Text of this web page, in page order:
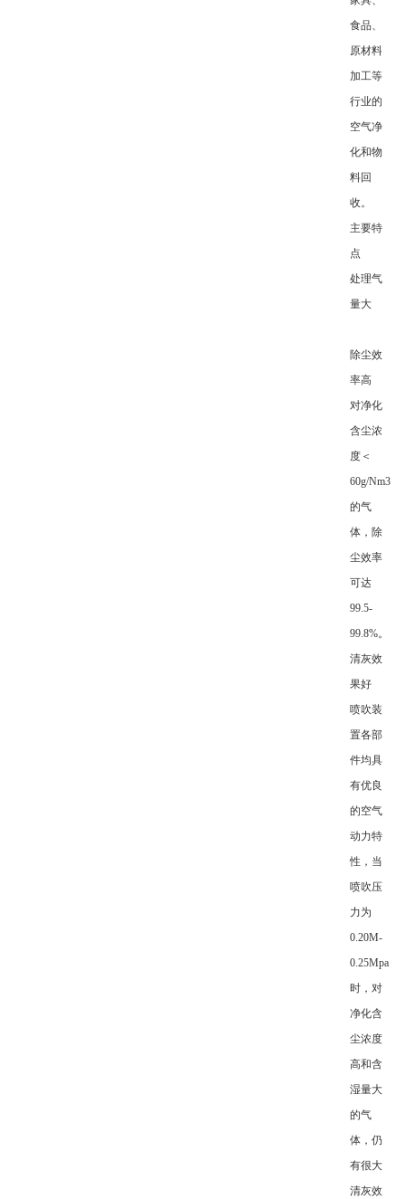
食品、
原材料
加工等
行业的
空气净
化和物
料回
收。
主要特
点
处理气
量大
除尘效
率高
对净化
含尘浓
度＜
60g/Nm3
的气
体，除
尘效率
可达
99.5-
99.8%。
清灰效
果好
喷吹装
置各部
件均具
有优良
的空气
动力特
性，当
喷吹压
力为
0.20M-
0.25Mpa
时，对
净化含
尘浓度
高和含
湿量大
的气
体，仍
有很大
清灰效